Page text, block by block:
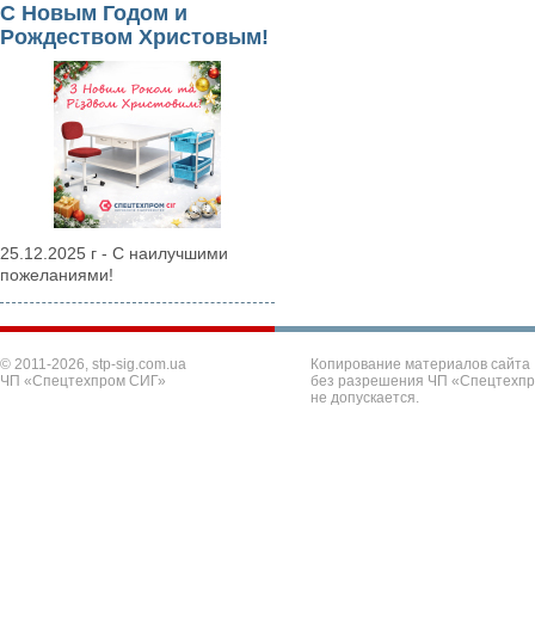
С Новым Годом и
Рождеством Христовым!
25.12.2025 г - С наилучшими
пожеланиями!
© 2011-2026, stp-sig.com.ua
ЧП «Спецтехпром СИГ»
Копирование материалов сайта
без разрешения ЧП
не допускается.